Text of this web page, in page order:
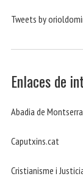
Tweets by
Enlaces de
Abadia de
Caputxins.cat
Cristianisme i